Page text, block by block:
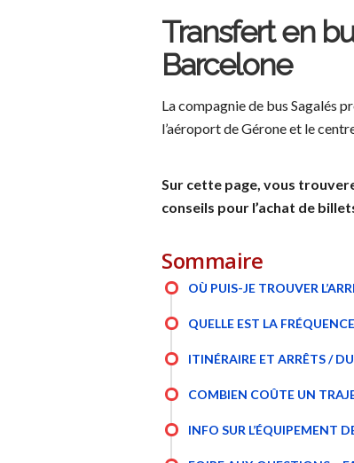
Transfert en
Barcelone
La compagnie de bus Sagalés
l’aéroport de Gérone et le
Sur cette page, vous
conseils pour l’achat de
Sommaire
OÙ PUIS-JE TROUVER
QUELLE EST LA
ITINÉRAIRE ET ARRÊTS /
COMBIEN COÛTE UN
INFO SUR L’ÉQUIPEMENT